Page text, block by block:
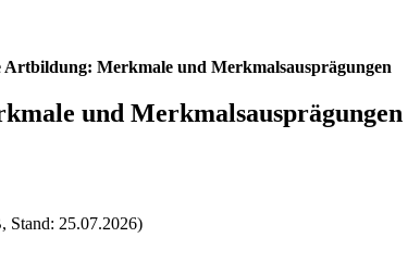
Artbildung: Merkmale und Merkmalsausprägungen
und Merkmalsausprägungen
Stand: 25.07.2026)